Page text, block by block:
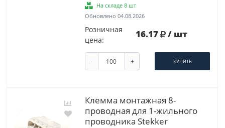
На складе 8 шт
Обновлено 04.08.2026
Розничная
цена:
16.17 / шт
- + КУПИТЬ
Клемма монтажная 8-
проводная для 1-жильного
проводника Stekker